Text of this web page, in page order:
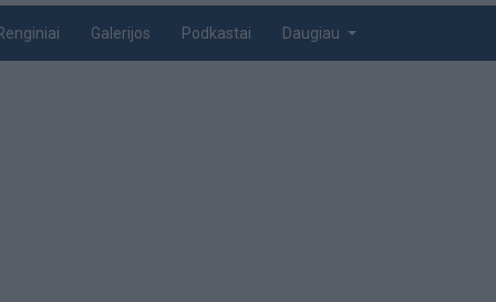
top
Galerijos Podkastai Daugiau